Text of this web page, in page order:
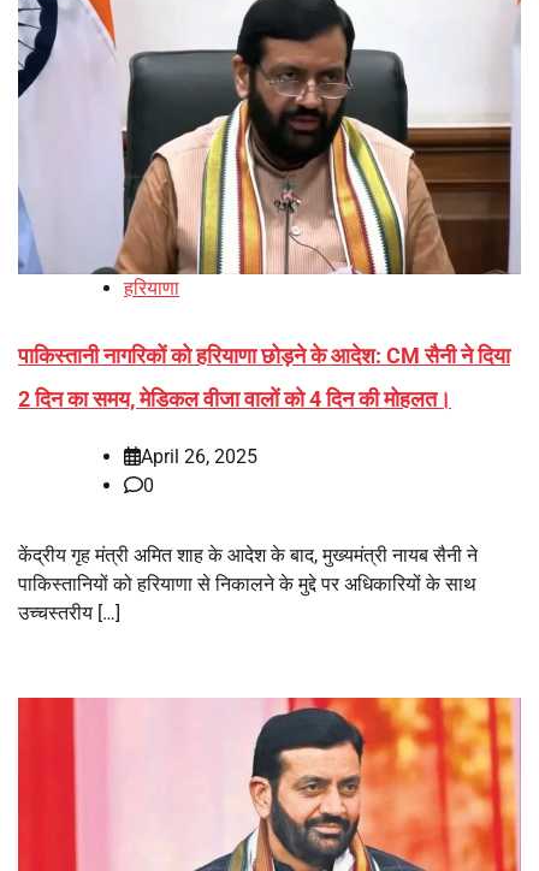
हरियाणा
पाकिस्तानी नागरिकों को हरियाणा छोड़ने के आदेश: CM सैनी ने दिया
2 दिन का समय, मेडिकल वीजा वालों को 4 दिन की मोहलत।
April 26, 2025
0
केंद्रीय गृह मंत्री अमित शाह के आदेश के बाद, मुख्यमंत्री नायब सैनी ने
पाकिस्तानियों को हरियाणा से निकालने के मुद्दे पर अधिकारियों के साथ
उच्चस्तरीय […]